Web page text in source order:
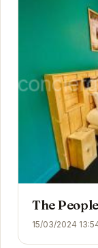
The
15/03/2024